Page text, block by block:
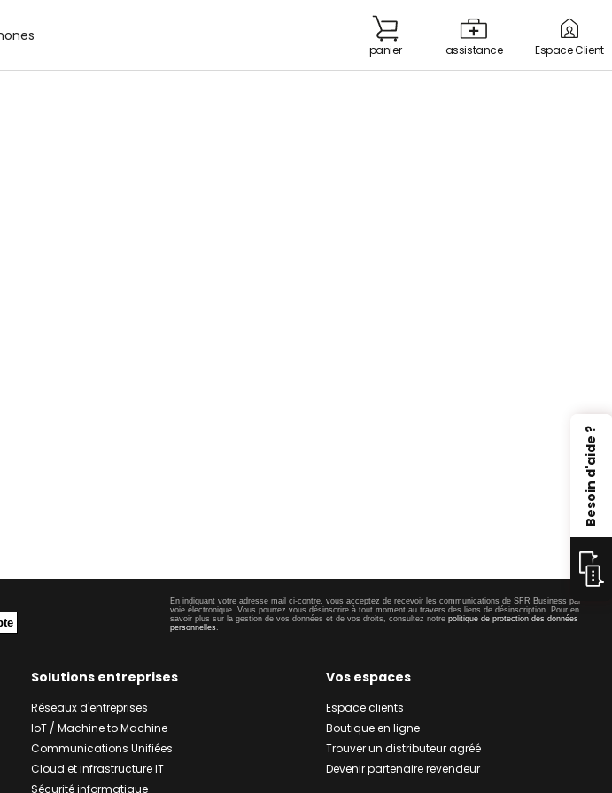
Besoin d'aide ?
panier assistance Espace Client
En indiquant votre adresse mail ci-contre, vous acceptez de recevoir les communications de SFR Business par
voie électronique. Vous pourrez vous désinscrire à tout moment au travers des liens de désinscription. Pour en
savoir plus sur la gestion de vos données et de vos droits, consultez notre politique de protection des données
personnelles.
Solutions entreprises
Réseaux d'entreprises
IoT / Machine to Machine
Communications Unifiées
Cloud et infrastructure IT
Sécurité informatique
Vos espaces
Espace clients
Boutique en ligne
Trouver un distributeur agréé
Devenir partenaire revendeur